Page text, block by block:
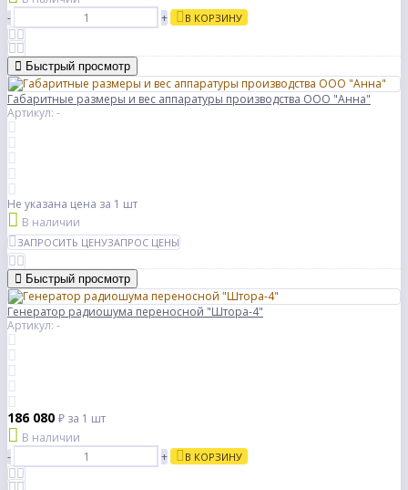
-
+ В КОРЗИНУ
Быстрый просмотр
Габаритные размеры и вес аппаратуры производства ООО "Анна"
Артикул: -
Не указана цена за 1 шт
В наличии
ЗАПРОСИТЬ ЦЕНУЗАПРОС ЦЕНЫ
Быстрый просмотр
Генератор радиошума переносной "Штора-4"
Артикул: -
186 080 ₽ за 1 шт
В наличии
-
+ В КОРЗИНУ